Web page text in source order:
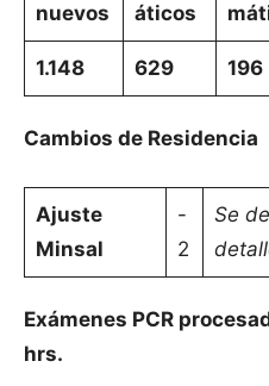
nuevos
áticos
1.148 629 196
Cambios de Residencia
Ajuste
Minsal
-
2
Se
Exámenes PCR
hrs.